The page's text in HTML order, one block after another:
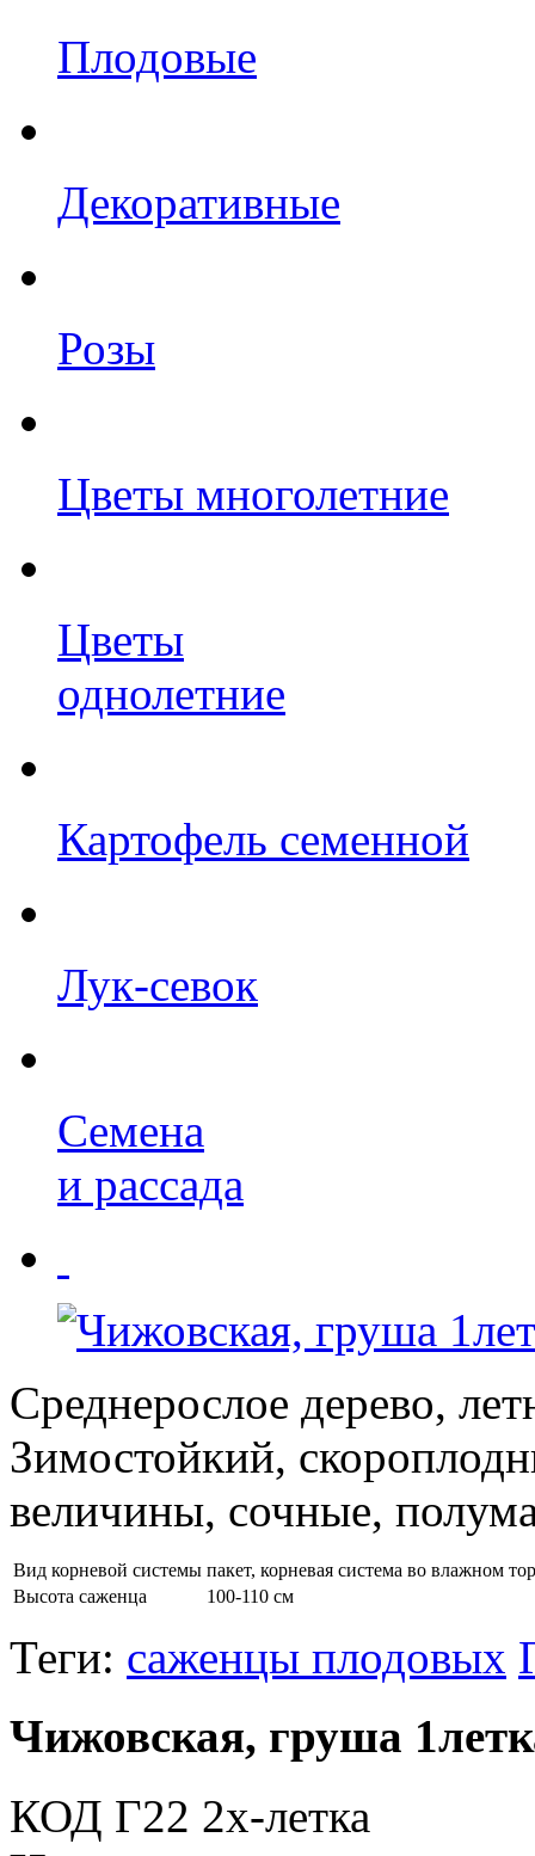
Плодовые
Декоративные
Розы
Цветы многолетние
Цветы
однолетние
Картофель семенной
Лук-севок
Семена
и рассада
Среднерослое дерево,
Зимостойкий,
величины, сочные,
Вид корневой системы пакет, корневая система во влажном
Высота саженца
100-110 см
Теги: саженцы плодовых
Чижовская, груша
КОД Г22 2х-летка